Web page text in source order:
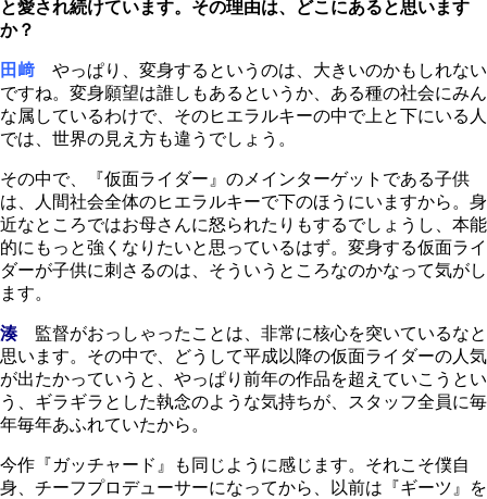
と愛され続けています。その理由は、どこにあると思います
か？
田﨑 やっぱり、変身するというのは、大きいのかもしれない
ですね。変身願望は誰しもあるというか、ある種の社会にみん
な属しているわけで、そのヒエラルキーの中で上と下にいる人
では、世界の見え方も違うでしょう。
その中で、『仮面ライダー』のメインターゲットである子供
は、人間社会全体のヒエラルキーで下のほうにいますから。身
近なところではお母さんに怒られたりもするでしょうし、本能
的にもっと強くなりたいと思っているはず。変身する仮面ライ
ダーが子供に刺さるのは、そういうところなのかなって気がし
ます。
湊監督がおっしゃったことは、非常に核心を突いているなと
思います。その中で、どうして平成以降の仮面ライダーの人気
が出たかっていうと、やっぱり前年の作品を超えていこうとい
う、ギラギラとした執念のような気持ちが、スタッフ全員に毎
年毎年あふれていたから。
今作『ガッチャード』も同じように感じます。それこそ僕自
身、チーフプロデューサーになってから、以前は『ギーツ』を